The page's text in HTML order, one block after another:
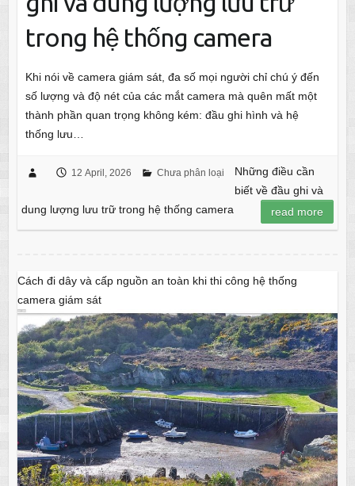
trong hệ thống camera
Khi nói về camera giám sát, đa số mọi người chỉ chú ý đến
số lượng và độ nét của các mắt camera mà quên mất một
thành phần quan trọng không kém: đầu ghi hình và hệ
thống lưu…
12 April, 2026 Chưa phân loại
Những điều cần
biết về đầu ghi và
dung lượng lưu trữ trong hệ thống camera
read more
Cách đi dây và cấp nguồn an toàn khi thi công hệ thống
camera giám sát